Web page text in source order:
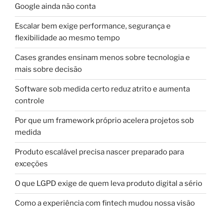
Google ainda não conta
Escalar bem exige performance, segurança e
flexibilidade ao mesmo tempo
Cases grandes ensinam menos sobre tecnologia e
mais sobre decisão
Software sob medida certo reduz atrito e aumenta
controle
Por que um framework próprio acelera projetos sob
medida
Produto escalável precisa nascer preparado para
exceções
O que LGPD exige de quem leva produto digital a sério
Como a experiência com fintech mudou nossa visão